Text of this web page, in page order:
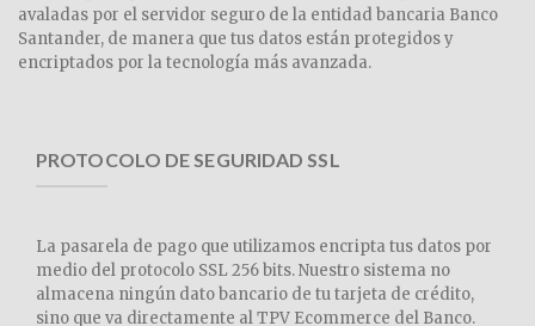
avaladas por el servidor seguro de la entidad bancaria Banco
Santander, de manera que tus datos están protegidos y
encriptados por la tecnología más avanzada.
PROTOCOLO DE SEGURIDAD SSL
La pasarela de pago que utilizamos encripta tus datos por
medio del protocolo SSL 256 bits. Nuestro sistema no
almacena ningún dato bancario de tu tarjeta de crédito,
sino que va directamente al TPV Ecommerce del Banco.